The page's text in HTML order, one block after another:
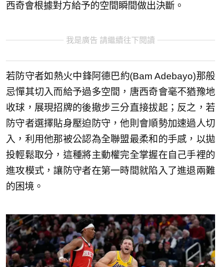
西奇會根據對方給予的空間瞬間做出決斷。
我是廣告 請繼續往下閱讀
若防守者如熱火中鋒阿德巴約(Bam Adebayo)那般
忌憚其切入而給予過多空間，唐西奇會毫不猶豫地
收球，展現招牌的後撤步三分直接拔起；反之，若
防守者選擇貼身壓迫防守，他則會順勢加速過人切
入，利用他那被公認為全聯盟最柔和的手感，以拋
投輕鬆取分，這種將主動權完全掌握在自己手裡的
進攻模式，讓防守者在第一時間就陷入了進退兩難
的困境。